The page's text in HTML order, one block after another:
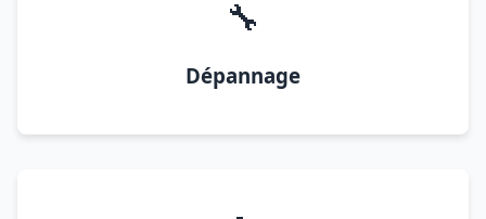
🔧
Dépannage